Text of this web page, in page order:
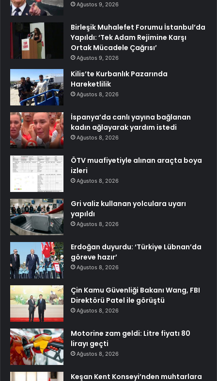
Ağustos 9, 2026
Birleşik Muhalefet Forumu İstanbul’da
Yapıldı: ‘Tek Adam Rejimine Karşı
Ortak Mücadele Çağrısı’
Ağustos 9, 2026
Kilis’te Kurbanlık Pazarında
Hareketlilik
Ağustos 8, 2026
İspanya’da canlı yayına bağlanan
kadın ağlayarak yardım istedi
Ağustos 8, 2026
ÖTV muafiyetiyle alınan araçta boya
izleri
Ağustos 8, 2026
Gri valiz kullanan yolculara uyarı
yapıldı
Ağustos 8, 2026
Erdoğan duyurdu: ‘Türkiye Lübnan’da
göreve hazır’
Ağustos 8, 2026
Çin Kamu Güvenliği Bakanı Wang, FBI
Direktörü Patel ile görüştü
Ağustos 8, 2026
Motorine zam geldi: Litre fiyatı 80
lirayı geçti
Ağustos 8, 2026
Keşan Kent Konseyi’nden muhtarlara